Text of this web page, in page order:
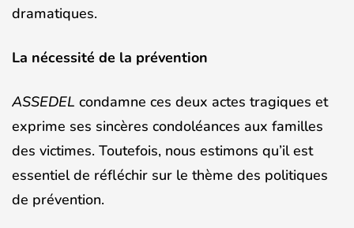
dramatiques.
La nécessité de la prévention
ASSEDEL condamne ces deux actes tragiques et
exprime ses sincères condoléances aux familles
des victimes. Toutefois, nous estimons qu’il est
essentiel de réfléchir sur le thème des politiques
de prévention.